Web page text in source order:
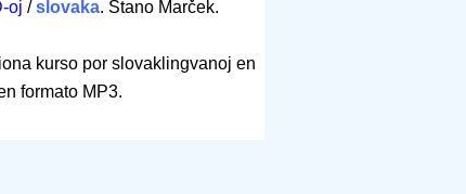
oj /slovaka. Stano Marček.
kurso por slovaklingvanoj en
formato MP3.